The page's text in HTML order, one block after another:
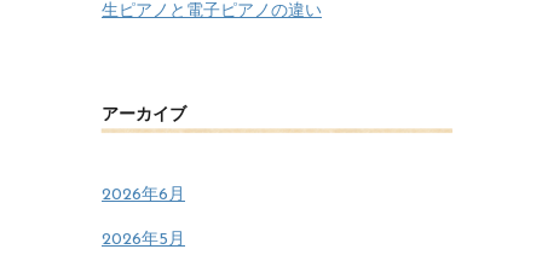
生ピアノと電子ピアノの違い
アーカイブ
2026年6月
2026年5月